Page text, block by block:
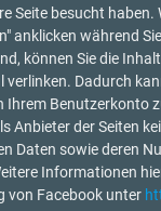
Seite besucht haben.
anklicken während
können Sie die
verlinken. Dadurch
Ihrem Benutzerkonto
Anbieter der Seiten
Daten sowie deren
Informationen
von Facebook unter